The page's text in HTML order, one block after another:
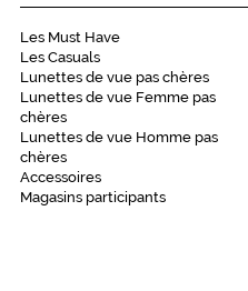
Les Must Have
Les Casuals
Lunettes de vue pas chères
Lunettes de vue Femme pas
chères
Lunettes de vue Homme pas
chères
Accessoires
Magasins participants